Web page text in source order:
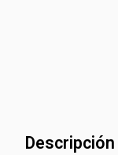
Descripción